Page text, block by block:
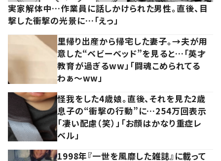
実家解体中…作業員に話しかけられた男性。直後、目
撃した衝撃の光景に…「えっ」
里帰り出産から帰宅した妻子。→夫が用
意した“ベビーベッド”を見ると…「英才
教育が過ぎるww」「闘魂こめられてる
わぁ～ww」
怪我をした4歳娘。直後、それを見た2歳
息子の“衝撃の行動”に…254万回表示
「凄い配慮（笑）」「お顔はかなり重症レ
ベル」
1998年『一世を風靡した雑誌』に載って